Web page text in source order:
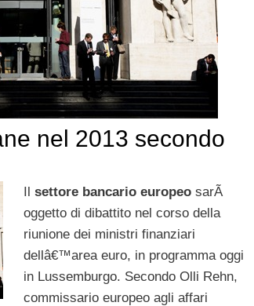
nel 2013 secondo
Il settore bancario europeo sarÃ
oggetto di dibattito nel corso della
riunione dei ministri finanziari
dellâ€™area euro, in programma oggi
in Lussemburgo. Secondo Olli Rehn,
commissario europeo agli affari